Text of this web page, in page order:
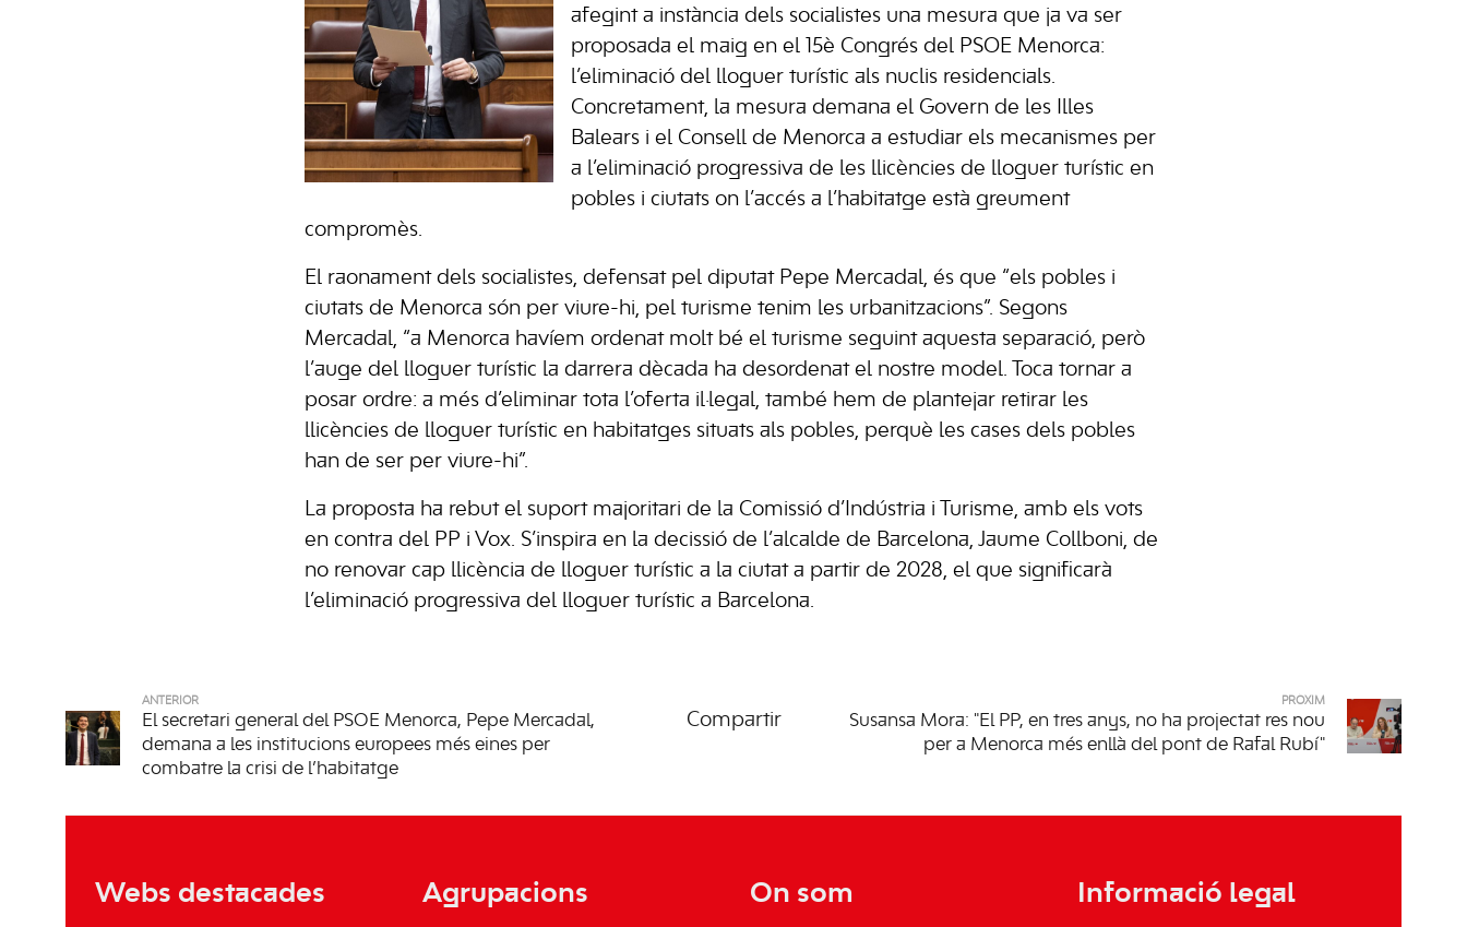
afegint a instància dels socialistes una mesura que ja va ser
proposada el maig en el 15è Congrés del PSOE Menorca:
l’eliminació del lloguer turístic als nuclis residencials.
Concretament, la mesura demana el Govern de les Illes
Balears i el Consell de Menorca a estudiar els mecanismes per
a l’eliminació progressiva de les llicències de lloguer turístic en
pobles i ciutats on l’accés a l’habitatge està greument
compromès.
El raonament dels socialistes, defensat pel diputat Pepe Mercadal, és que “els pobles i
ciutats de Menorca són per viure-hi, pel turisme tenim les urbanitzacions”. Segons
Mercadal, “a Menorca havíem ordenat molt bé el turisme seguint aquesta separació, però
l’auge del lloguer turístic la darrera dècada ha desordenat el nostre model. Toca tornar a
posar ordre: a més d’eliminar tota l’oferta il·legal, també hem de plantejar retirar les
llicències de lloguer turístic en habitatges situats als pobles, perquè les cases dels pobles
han de ser per viure-hi”.
La proposta ha rebut el suport majoritari de la Comissió d’Indústria i Turisme, amb els vots
en contra del PP i Vox. S’inspira en la decissió de l’alcalde de Barcelona, Jaume Collboni, de
no renovar cap llicència de lloguer turístic a la ciutat a partir de 2028, el que significarà
l’eliminació progressiva del lloguer turístic a Barcelona.
ANTERIOR
El secretari general del PSOE Menorca, Pepe Mercadal,
demana a les institucions europees més eines per
combatre la crisi de l’habitatge
Compartir
PRÒXIM
Susansa Mora: "El PP, en tres anys, no ha projectat res nou
per a Menorca més enllà del pont de Rafal Rubí"
Webs destacades Agrupacions On som Informació legal